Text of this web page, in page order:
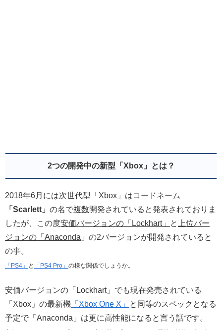
2つの開発中の新型「Xbox」とは？
2018年6月には次世代型「Xbox」はコードネーム
「Scarlett」 の名で複数開発されていると発表されておりま
したが、この度安価バージョンの「Lockhart」 と
上位バー
ジョンの「Anaconda 」の2バージョンが開発されていると
の事。
「PS4」 と 「PS4 Pro」 の様な関係でしょうか。
安価バージョンの「Lockhart」でも現在発売されている
「Xbox」の最新機 「Xbox One X」
と同等のスペックとなる
予定で「Anaconda」は更に高性能になると言う話です。